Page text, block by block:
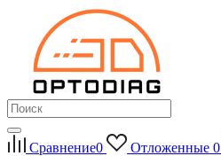
Сравнение0 Отложенные 0